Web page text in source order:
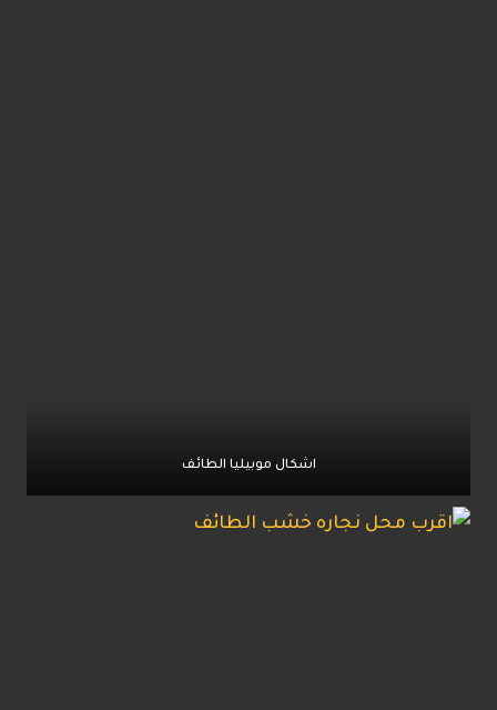
اشكال موبيليا الطائف